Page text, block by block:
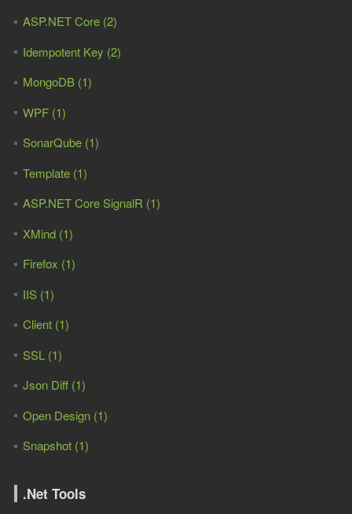
ASP.NET Core (2)
Idempotent Key (2)
MongoDB (1)
WPF (1)
SonarQube (1)
Template (1)
ASP.NET Core SignalR (1)
XMind (1)
Firefox (1)
IIS (1)
Client (1)
SSL (1)
Json Diff (1)
Open Design (1)
Snapshot (1)
.Net Tools